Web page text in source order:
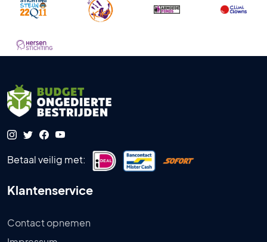
Betaal veilig met:
Klantenservice
Contact opnemen